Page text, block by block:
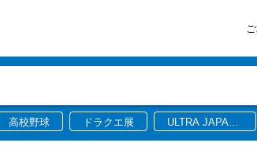
高校野球 ドラクエ展
ULTRA JAPAN